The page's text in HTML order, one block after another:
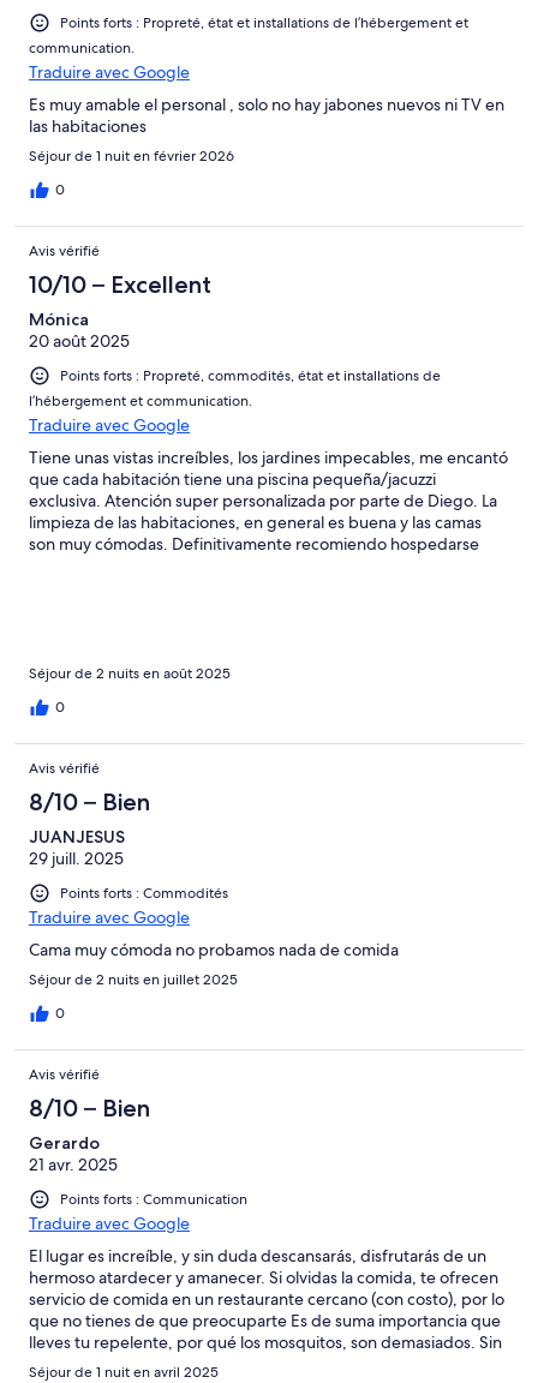
Points forts : Propreté, état et installations de l’hébergement et
communication.
Traduire avec Google
Es muy amable el personal , solo no hay jabones nuevos ni TV en
las habitaciones
Séjour de 1 nuit en février 2026
0
Avis vérifié
10/10 – Excellent
Mónica
20 août 2025
Points forts : Propreté, commodités, état et installations de
l’hébergement et communication.
Traduire avec Google
Tiene unas vistas increíbles, los jardines impecables, me encantó
que cada habitación tiene una piscina pequeña/jacuzzi
exclusiva. Atención super personalizada por parte de Diego. La
limpieza de las habitaciones, en general es buena y las camas
son muy cómodas. Definitivamente recomiendo hospedarse
Séjour de 2 nuits en août 2025
0
Avis vérifié
8/10 – Bien
JUANJESUS
29 juill. 2025
Points forts : Commodités
Traduire avec Google
Cama muy cómoda no probamos nada de comida
Séjour de 2 nuits en juillet 2025
0
Avis vérifié
8/10 – Bien
Gerardo
21 avr. 2025
Points forts : Communication
Traduire avec Google
El lugar es increíble, y sin duda descansarás, disfrutarás de un
hermoso atardecer y amanecer. Si olvidas la comida, te ofrecen
servicio de comida en un restaurante cercano (con costo), por lo
que no tienes de que preocuparte Es de suma importancia que
lleves tu repelente, por qué los mosquitos, son demasiados. Sin
embargo, y para ser sincero, por el precio, creo que pueden
Séjour de 1 nuit en avril 2025